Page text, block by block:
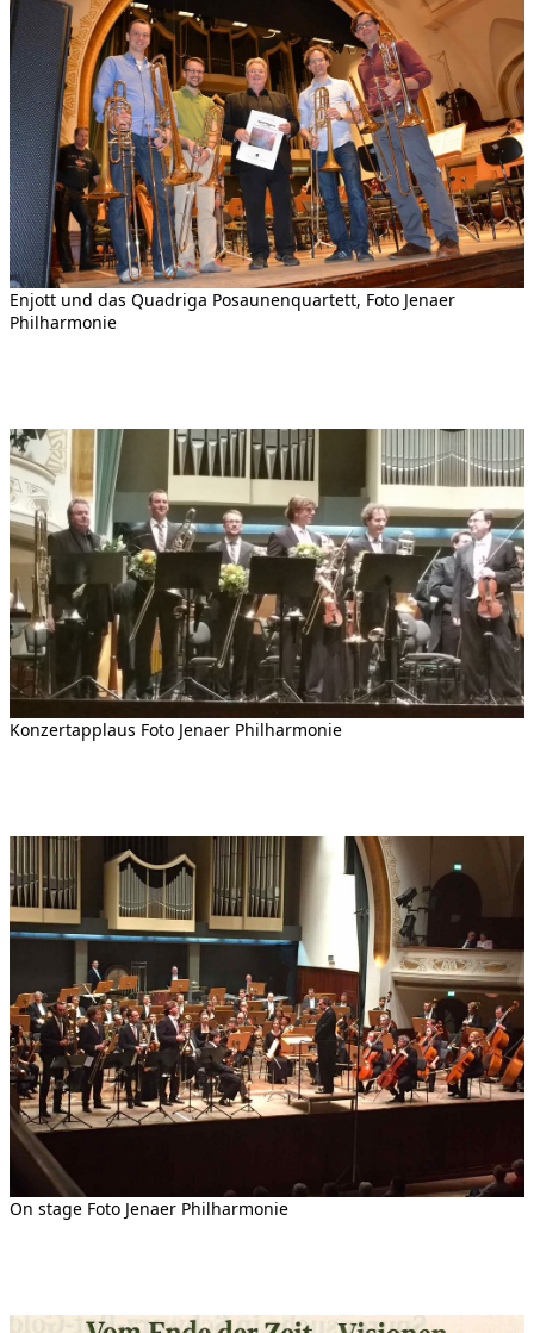
Enjott und das Quadriga Posaunenquartett, Foto Jenaer
Philharmonie
Konzertapplaus Foto Jenaer Philharmonie
On stage Foto Jenaer Philharmonie